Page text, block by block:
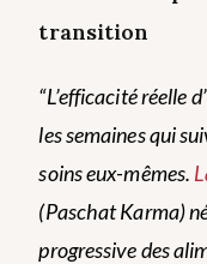
transition
“L’efficacité réelle
les semaines qui
soins eux-mêmes.
(Paschat Karma)
progressive des